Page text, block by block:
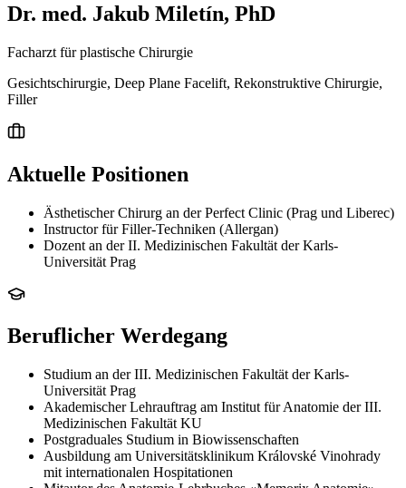
Dr. med. Jakub Miletín, PhD
Facharzt für plastische Chirurgie
Gesichtschirurgie, Deep Plane Facelift, Rekonstruktive Chirurgie,
Filler
Aktuelle Positionen
Ästhetischer Chirurg an der Perfect Clinic (Prag und Liberec)
Instructor für Filler-Techniken (Allergan)
Dozent an der II. Medizinischen Fakultät der Karls-
Universität Prag
Beruflicher Werdegang
Studium an der III. Medizinischen Fakultät der Karls-
Universität Prag
Akademischer Lehrauftrag am Institut für Anatomie der III.
Medizinischen Fakultät KU
Postgraduales Studium in Biowissenschaften
Ausbildung am Universitätsklinikum Královské Vinohrady
mit internationalen Hospitationen